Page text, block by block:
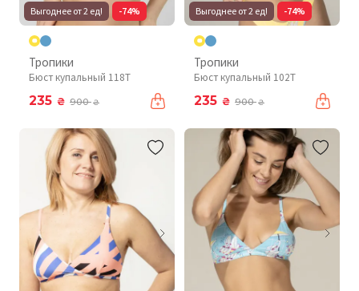
Выгоднее от 2 ед! -74%
Тропики
Бюст купальный 118T
235 ₴ 900₴
Выгоднее от 2 ед! -74%
Тропики
Бюст купальный 102T
235 ₴ 900₴